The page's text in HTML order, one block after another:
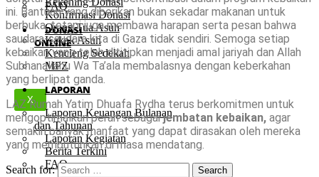
FAQ
DONASI
ONLINE
X
Konfirmasi Donasi
Orang Tua Asuh
Kakak Asuh
Kencleng Sedekah
MPZ
LAPORAN
Laporan Keuangan Bulanan
dan Tahunan
Laporan Kegiatan
Berita Terkini
FAQ
ini. Bantuan yang diberikan bukan sekadar makanan untuk
berbuka, tetapi juga membawa harapan serta pesan bahwa
saudara-saudara kita di Gaza tidak sendiri. Semoga setiap
kebaikan yang telah dititipkan menjadi amal jariyah dan Allah
Subhanallahu Wa Ta’ala membalasnya dengan keberkahan
yang berlipat ganda.
LAZ Rumah Yatim Dhuafa Rydha terus berkomitmen untuk
mengoptimalkan peran sebagaijembatan kebaikan, agar
semakin banyak manfaat yang dapat dirasakan oleh mereka
yang membutuhkan di masa mendatang.
Search for: